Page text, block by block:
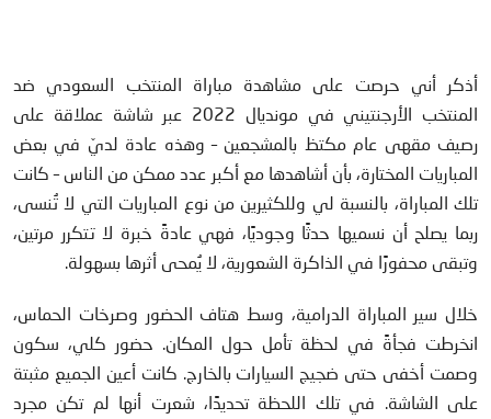
أذكر أني حرصت على مشاهدة مباراة المنتخب السعودي ضد
المنتخب الأرجنتيني في مونديال 2022 عبر شاشة عملاقة على
رصيف مقهى عام مكتظ بالمشجعين – وهذه عادة لديّ في بعض
المباريات المختارة، بأن أشاهدها مع أكبر عدد ممكن من الناس – كانت
تلك المباراة، بالنسبة لي وللكثيرين من نوع المباريات التي لا تُنسى،
ربما يصلح أن نسميها حدثًا وجوديًا، فهي عادةً خبرة لا تتكرر مرتين،
وتبقى محفورًا في الذاكرة الشعورية، لا يُمحى أثرها بسهولة.
خلال سير المباراة الدرامية، وسط هتاف الحضور وصرخات الحماس،
انخرطت فجأةً في لحظة تأمل حول المكان. حضور كلي، سكون
وصمت أخفى حتى ضجيج السيارات بالخارج. كانت أعين الجميع مثبتة
على الشاشة. في تلك اللحظة تحديدًا، شعرت أنها لم تكن مجرد